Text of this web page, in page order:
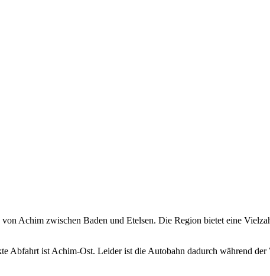
Achim zwischen Baden und Etelsen. Die Region bietet eine
Abfahrt ist Achim-Ost. Leider ist die Autobahn dadurch während